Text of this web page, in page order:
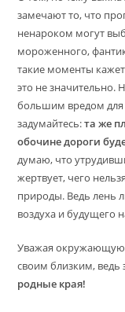
замечают то, что
ненароком могут
мороженного,
такие моменты
это не значительно.
большим вредом для
задумайтесь:та же
обочине дороги
думаю, что
жертвует, чего
природы. Ведь лень
воздуха и будущего
Уважая окружающую
своим близким,
родные края!